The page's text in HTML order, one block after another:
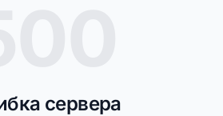
сервера